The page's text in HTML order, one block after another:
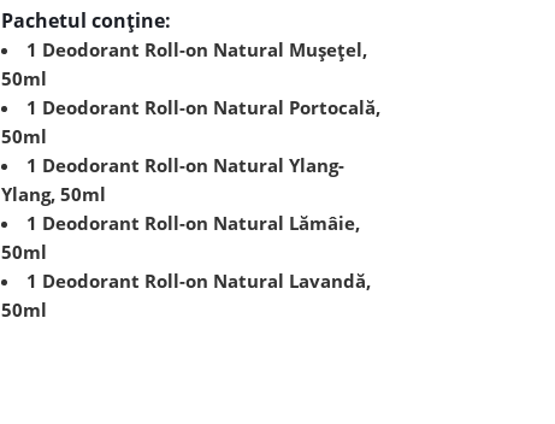
Pachetul conține:
1 Deodorant Roll-on Natural Mușețel,
50ml
1 Deodorant Roll-on Natural Portocală,
50ml
1 Deodorant Roll-on Natural Ylang-
Ylang, 50ml
1 Deodorant Roll-on Natural Lămâie,
50ml
1 Deodorant Roll-on Natural Lavandă,
50ml